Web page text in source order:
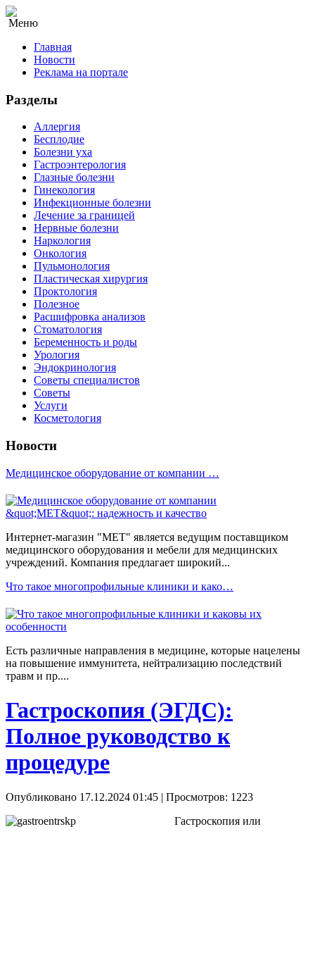
Меню
Главная
Новости
Реклама на портале
Разделы
Аллергия
Бесплодие
Болезни уха
Гастроэнтерология
Глазные болезни
Гинекология
Инфекционные болезни
Лечение за границей
Нервные болезни
Наркология
Онкология
Пульмонология
Пластическая хирургия
Проктология
Полезное
Расшифровка анализов
Стоматология
Беременность и роды
Урология
Эндокринология
Советы специалистов
Советы
Услуги
Косметология
Новости
Медицинское оборудование от компании …
Интернет-магазин "МЕТ" является ведущим поставщиком
медицинского оборудования и мебели для медицинских
учреждений. Компания предлагает широкий...
Что такое многопрофильные клиники и како…
Есть различные направления в медицине, которые нацелены
на повышение иммунитета, нейтрализацию последствий
травм и пр....
Гастроскопия (ЭГДС):
Полное руководство к
процедуре
Опубликовано 17.12.2024 01:45 | Просмотров: 1223
Гастроскопия или